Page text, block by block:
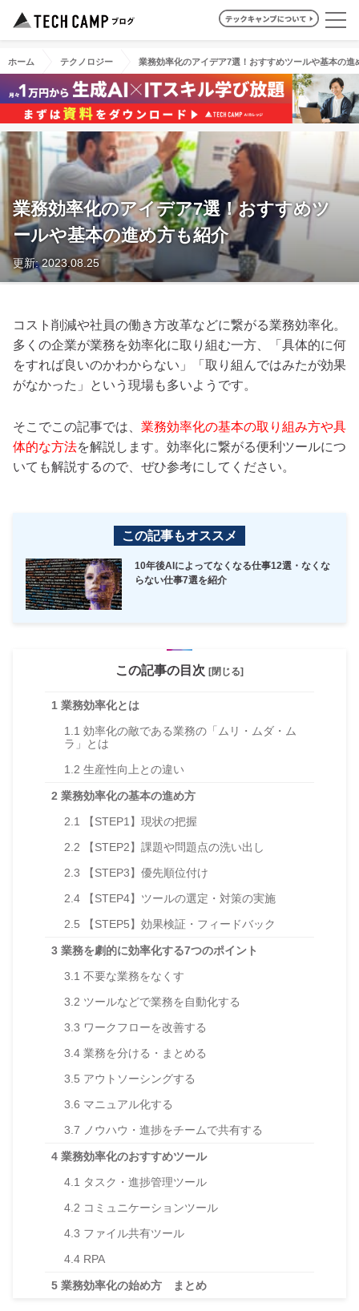
ホーム テクノロジー 業務効率化のアイデア7選！おすすめツールや基本の進
業務効率化のアイデア7選！おすすめツ
ールや基本の進め方も紹介
更新: 2023.08.25
コスト削減や社員の働き方改革などに繋がる業務効率化。
多くの企業が業務を効率化に取り組む一方、「具体的に何
をすれば良いのかわからない」「取り組んではみたが効果
がなかった」という現場も多いようです。
そこでこの記事では、 業務効率化の基本の取り組み方や具
体的な方法を解説します。効率化に繋がる便利ツールにつ
いても解説するので、ぜひ参考にしてください。
この記事もオススメ
10年後AIによってなくなる仕事12選・なくな
らない仕事7選を紹介
この記事の目次 [閉じる]
1 業務効率化とは
1.1 効率化の敵である業務の「ムリ・ムダ・ム
ラ」とは
1.2 生産性向上との違い
2 業務効率化の基本の進め方
2.1
【STEP1】現状の把握
2.2 【STEP2】課題や問題点の洗い出し
2.3 【STEP3】優先順位付け
2.4 【STEP4】ツールの選定・対策の実施
2.5 【STEP5】効果検証・フィードバック
3 業務を劇的に効率化する7つのポイント
3.1 不要な業務をなくす
3.2 ツールなどで業務を自動化する
3.3 ワークフローを改善する
3.4 業務を分ける・まとめる
3.5 アウトソーシングする
3.6 マニュアル化する
3.7 ノウハウ・進捗をチームで共有する
4 業務効率化のおすすめツール
4.1 タスク・進捗管理ツール
4.2 コミュニケーションツール
4.3 ファイル共有ツール
4.4 RPA
5 業務効率化の始め方 まとめ